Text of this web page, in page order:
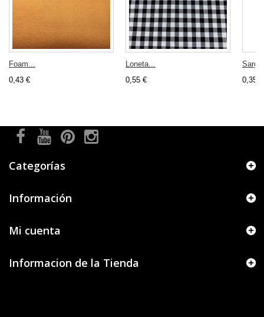
Foam...
0,43 €
Loneta...
0,55 €
0,35 €
Categorías
Información
Mi cuenta
Informacion de la Tienda